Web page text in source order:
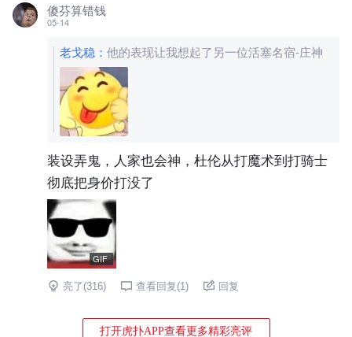
傻芬算错钱
05-14
老戈稳 ： 他的表现让我想起了另一位活塞名宿-庄神
装设弄鬼，人家也会神，杜伦从打魔术到打骑士
彻底把身价打没了
GIF
亮了(316) 查看回复(1) 回复
打开虎扑APP查看更多精彩亮评